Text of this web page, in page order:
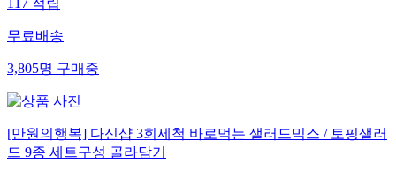
117적립
무료배송
3,805명구매중
[만원의행복] 다신샵 3회세척 바로먹는 샐러드믹스 / 토핑샐러
드 9종 세트구성 골라담기